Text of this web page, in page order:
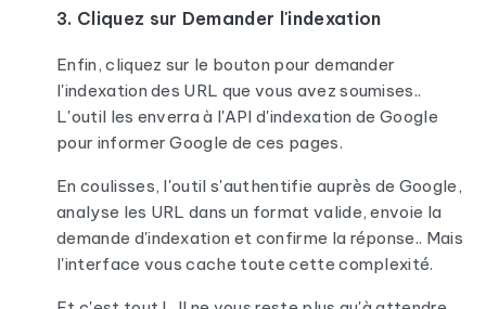
3. Cliquez sur Demander l'indexation
Enfin, cliquez sur le bouton pour demander
l'indexation des URL que vous avez soumises..
L'outil les enverra à l'API d'indexation de Google
pour informer Google de ces pages.
En coulisses, l'outil s'authentifie auprès de Google,
analyse les URL dans un format valide, envoie la
demande d'indexation et confirme la réponse.. Mais
l'interface vous cache toute cette complexité.